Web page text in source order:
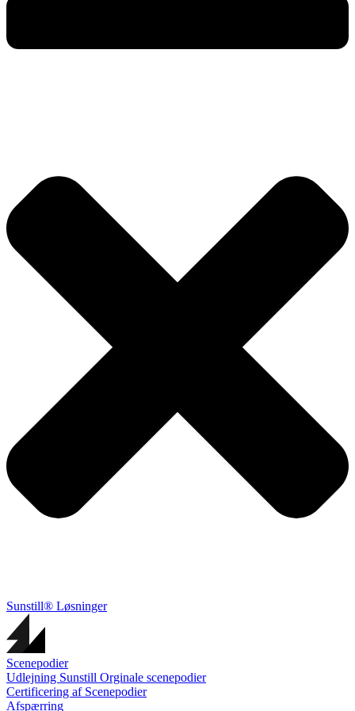
Sunstill® Løsninger
Scenepodier
Udlejning Sunstill Orginale scenepodier
Certificering af Scenepodier
Afspærring